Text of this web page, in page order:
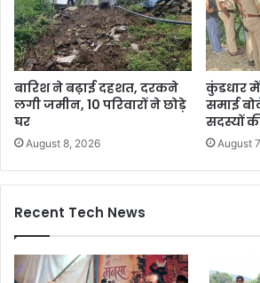
बारिश ने बढ़ाई दहशत, दरकने
लगी जमीन, 10 परिवारों ने छोड़े
घर
August 8, 2026
कुंडधार
समाई
सदस्यों
August
Recent Tech News